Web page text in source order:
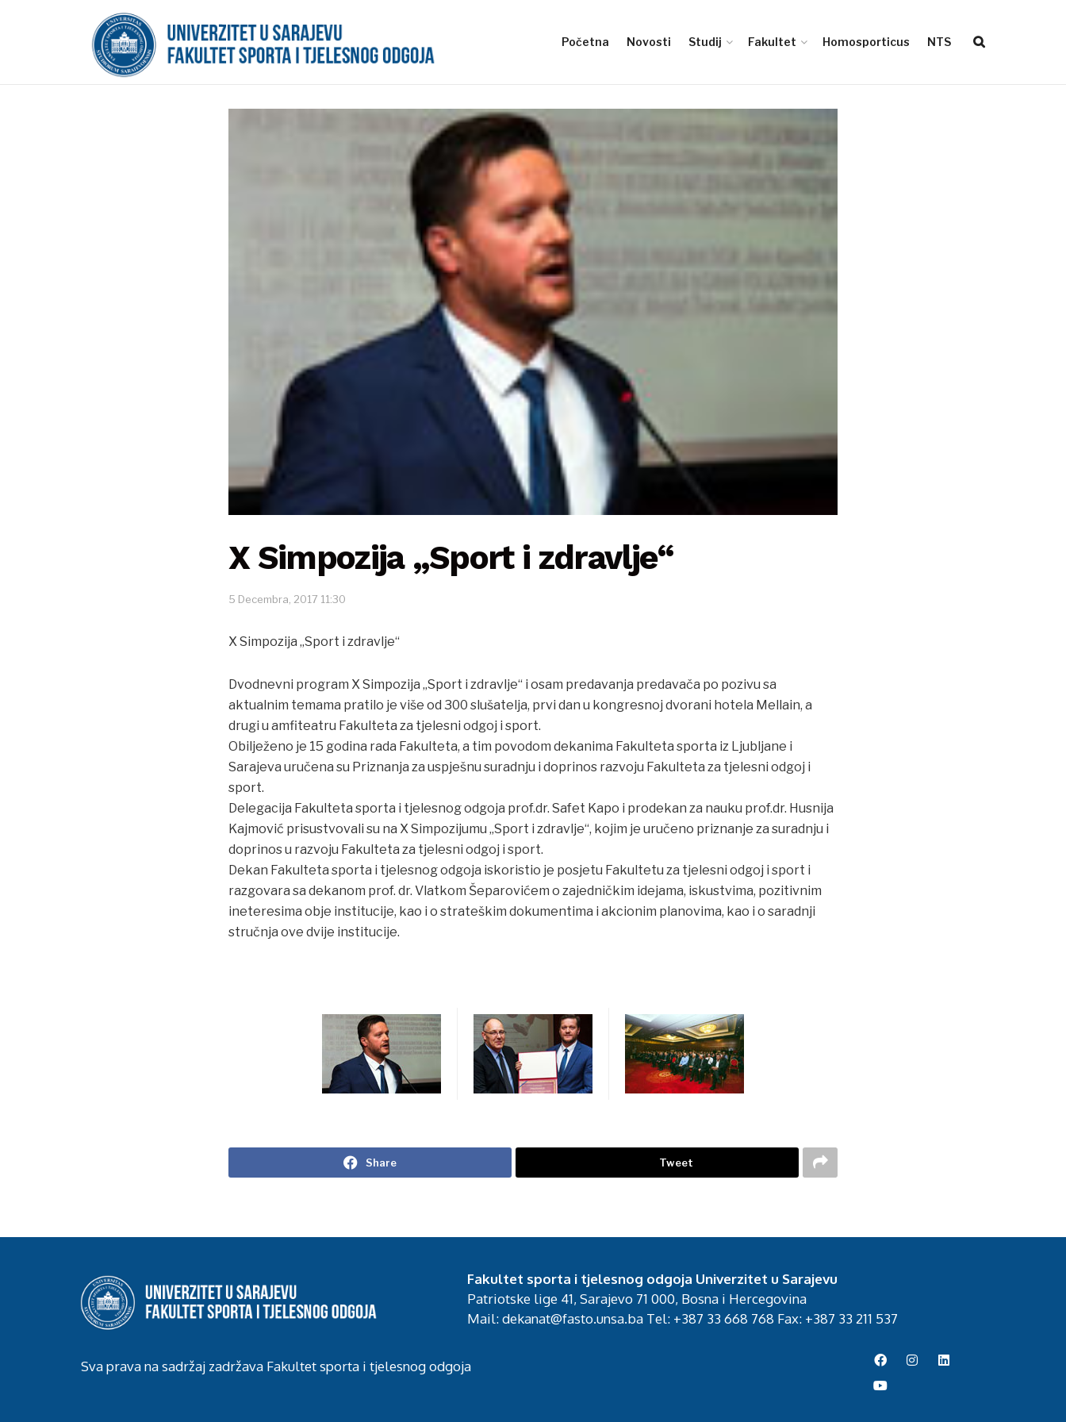
Početna Novosti Studij Fakultet Homosporticus NTS
X Simpozija „Sport i zdravlje“
5 Decembra, 2017 11:30
X Simpozija „Sport i zdravlje“
Dvodnevni program X Simpozija „Sport i zdravlje“ i osam predavanja predavača po pozivu sa
aktualnim temama pratilo je više od 300 slušatelja, prvi dan u kongresnoj dvorani hotela Mellain, a
drugi u amfiteatru Fakulteta za tjelesni odgoj i sport.
Obilježeno je 15 godina rada Fakulteta, a tim povodom dekanima Fakulteta sporta iz Ljubljane i
Sarajeva uručena su Priznanja za uspješnu suradnju i doprinos razvoju Fakulteta za tjelesni odgoj i
sport.
Delegacija Fakulteta sporta i tjelesnog odgoja prof.dr. Safet Kapo i prodekan za nauku prof.dr. Husnija
Kajmović prisustvovali su na X Simpozijumu „Sport i zdravlje“, kojim je uručeno priznanje za suradnju i
doprinos u razvoju Fakulteta za tjelesni odgoj i sport.
Dekan Fakulteta sporta i tjelesnog odgoja iskoristio je posjetu Fakultetu za tjelesni odgoj i sport i
razgovara sa dekanom prof. dr. Vlatkom Šeparovićem o zajedničkim idejama, iskustvima, pozitivnim
ineteresima obje institucije, kao i o strateškim dokumentima i akcionim planovima, kao i o saradnji
stručnja ove dvije institucije.
Share Tweet
Fakultet sporta i tjelesnog odgoja Univerzitet u Sarajevu
Patriotske lige 41, Sarajevo 71 000, Bosna i Hercegovina
Mail: dekanat@fasto.unsa.ba Tel: +387 33 668 768 Fax: +387 33 211 537
Sva prava na sadržaj zadržava Fakultet sporta i tjelesnog odgoja